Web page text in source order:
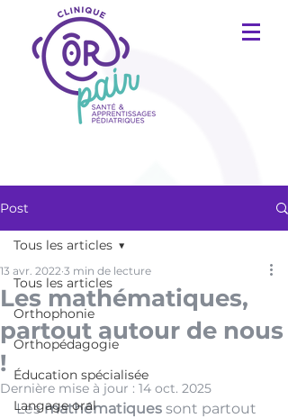
Post
Tous les articles
Orthophonie
Orthopédagogie
Éducation spécialisée
Langage oral
Tous les articles
Les mathématiques,
partout autour de nous
!
13 avr. 2022 3 min de lecture
Dernière mise à jour : 14 oct. 2025
Les mathématiques sont partout